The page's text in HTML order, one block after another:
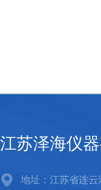
江苏泽海仪
地址：江苏省连